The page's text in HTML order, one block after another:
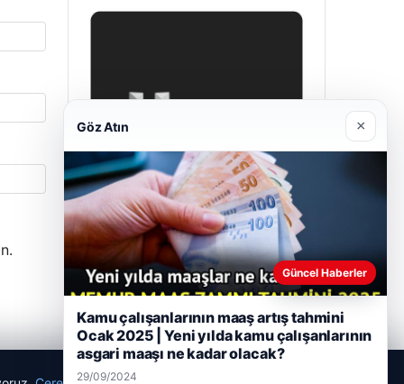
Enes Kaplan Avukatlık Bürosu
28/04/2026
Göz Atın ×
Güncel Haberler
Kamu çalışanlarının maaş artış tahmini
Ocak 2025 | Yeni yılda kamu çalışanlarının
asgari maaşı ne kadar olacak?
29/09/2024